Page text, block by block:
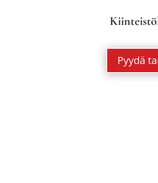
Pyydä